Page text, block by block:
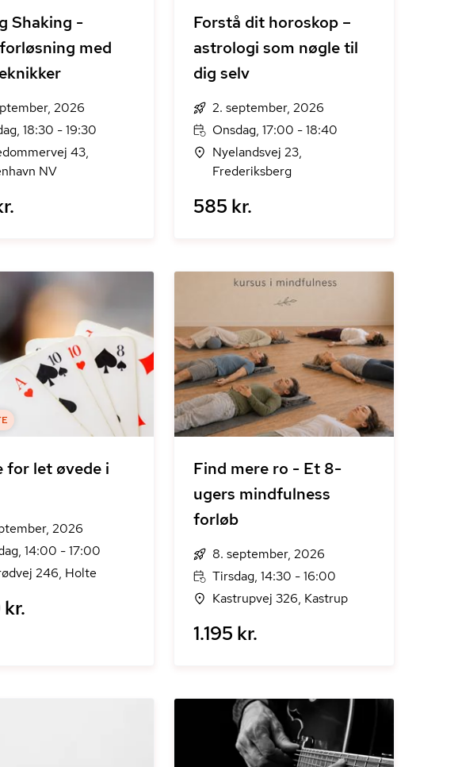
Shaking -
med
2026
18:30 - 19:30
43,
NV
Forstå dit horoskop –
astrologi som nøgle til
dig selv
2. september, 2026
Onsdag, 17:00 - 18:40
Nyelandsvej 23,
Frederiksberg
585 kr.
for let øvede i
2026
14:00 - 17:00
246, Holte
Find mere ro - Et 8-
ugers mindfulness
forløb
8. september, 2026
Tirsdag, 14:30 - 16:00
Kastrupvej 326, Kastrup
1.195 kr.